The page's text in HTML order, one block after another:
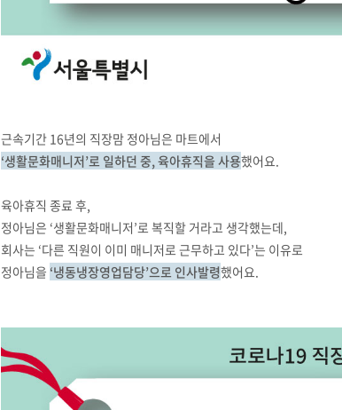
근속기간 16년의 직장맘 정아님은 마트에서
‘생활문화매니저’로 일하던 중, 육아휴직을 사용했어요.
육아휴직 종료 후,
정아님은 ‘생활문화매니저’로 복직할 거라고 생각했는데,
회사는 ‘다른 직원이 이미 매니저로 근무하고 있다’는 이유로
정아님을 ‘냉동냉장영업담당’으로 인사발령했어요.